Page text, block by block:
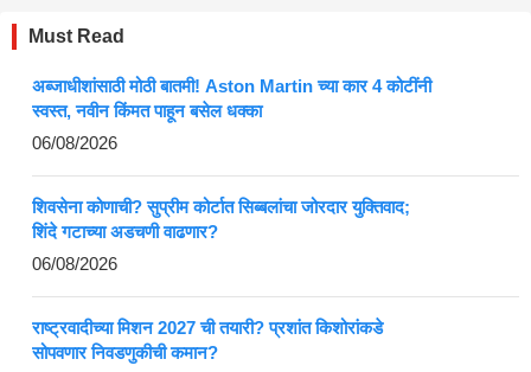
Must Read
अब्जाधीशांसाठी मोठी बातमी! Aston Martin च्या कार 4 कोटींनी
स्वस्त, नवीन किंमत पाहून बसेल धक्का
06/08/2026
शिवसेना कोणाची? सुप्रीम कोर्टात सिब्बलांचा जोरदार युक्तिवाद;
शिंदे गटाच्या अडचणी वाढणार?
06/08/2026
राष्ट्रवादीच्या मिशन 2027 ची तयारी? प्रशांत किशोरांकडे
सोपवणार निवडणुकीची कमान?